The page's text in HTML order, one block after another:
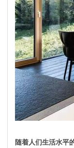
随着人们生活水平